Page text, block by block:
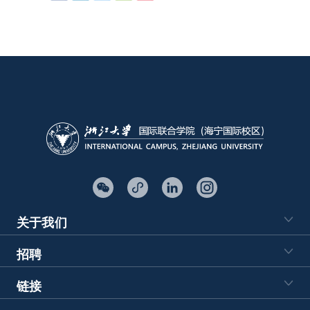
关于我们
招聘
链接